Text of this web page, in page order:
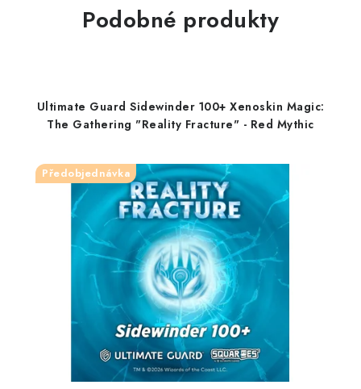
Podobné produkty
Ultimate Guard Sidewinder 100+ Xenoskin Magic:
The Gathering "Reality Fracture" - Red Mythic
Předobjednávka